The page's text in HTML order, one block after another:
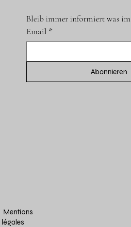
Bleib immer informiert was
Email *
Abonnieren
Mentions
légales